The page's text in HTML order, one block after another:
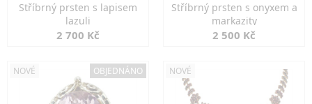
Stříbrný prsten s lapisem
lazuli
2 700 Kč
Stříbrný prsten s onyxem a
markazity
2 500 Kč
NOVÉ OBJEDNÁNO NOVÉ